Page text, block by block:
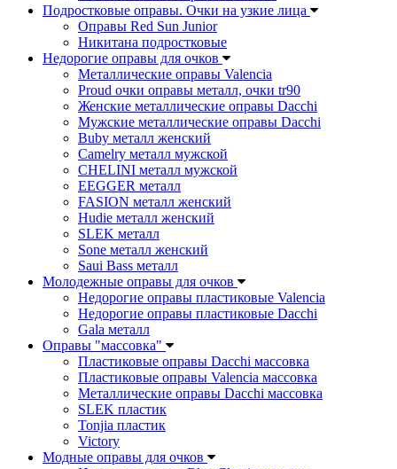
Подростковые оправы. Очки на узкие лица
Оправы Red Sun Junior
Никитана подростковые
Недорогие оправы для очков
Металлические оправы Valencia
Proud очки оправы металл, очки tr90
Женские металлические оправы Dacchi
Мужские металлические оправы Dacchi
Buby металл женский
Camelry металл мужской
CHELINI металл мужской
EEGGER металл
FASION металл женский
Hudie металл женский
SLEK металл
Sone металл женский
Saui Bass металл
Молодежные оправы для очков
Недорогие оправы пластиковые Valencia
Недорогие оправы пластиковые Dacchi
Gala металл
Оправы "массовка"
Пластиковые оправы Dacchi массовка
Пластиковые оправы Valencia массовка
Металлические оправы Dacchi массовка
SLEK пластик
Tonjia пластик
Victory
Модные оправы для очков